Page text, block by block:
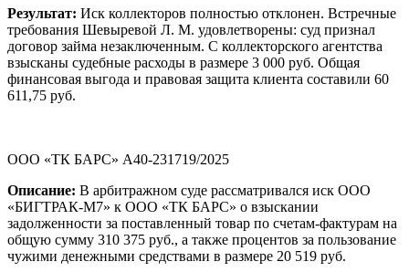
Результат: Иск коллекторов полностью отклонен. Встречные
требования Шевыревой Л. М. удовлетворены: суд признал
договор займа незаключенным. С коллекторского агентства
взысканы судебные расходы в размере 3 000 руб. Общая
финансовая выгода и правовая защита клиента составили 60
611,75 руб.
ООО «ТК БАРС» А40-231719/2025
Описание: В арбитражном суде рассматривался иск ООО
«БИГТРАК-М7» к ООО «ТК БАРС» о взыскании
задолженности за поставленный товар по счетам-фактурам на
общую сумму 310 375 руб., а также процентов за пользование
чужими денежными средствами в размере 20 519 руб.